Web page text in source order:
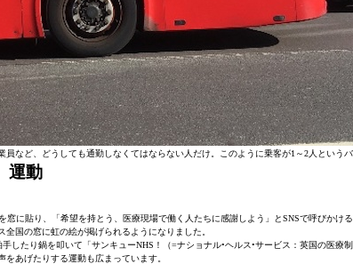
など、どうしても通勤しなくてはならない人だけ。このように乗客が1～2人というバ
運動
に貼り、「希望を持とう、医療現場で働く人たちに感謝しよう」とSNSで呼びかけ
全国の窓に虹の絵が掲げられるようになりました。
したり鍋を叩いて「サンキューNHS！（=ナショナル•ヘルス•サービス：英国の医療
をあげたりする運動も広まっています。